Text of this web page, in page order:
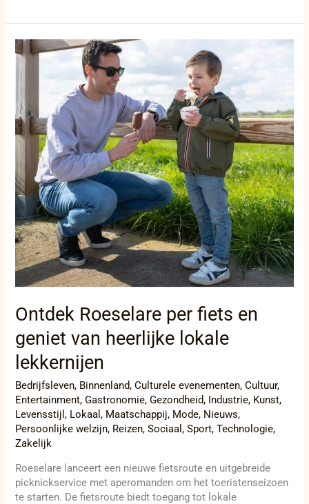
Ontdek Roeselare per fiets en
geniet van heerlijke lokale
lekkernijen
Bedrijfsleven, Binnenland,Culturele evenementen,Cultuur,
Entertainment,Gastronomie,Gezondheid, Industrie, Kunst,
Levensstijl, Lokaal, Maatschappij, Mode, Nieuws,
Persoonlijke welzijn, Reizen,Sociaal,Sport,Technologie,
Zakelijk
Roeselare lanceert een nieuwe fietsroute en uitgebreide
picknickservice met aperomanden om het toeristenseizoen
te starten. De fietsroute biedt toegang tot lokale
Ontdek
Roeselare
per
fiets
en
geniet
van
heerlijke
lokale
lekkernijen